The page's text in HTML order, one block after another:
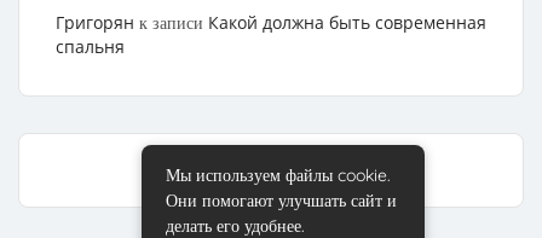
Григорян к записи Какой должна быть современная
спальня
Мы используем файлы cookie.
Они помогают улучшать сайт и
делать его удобнее.